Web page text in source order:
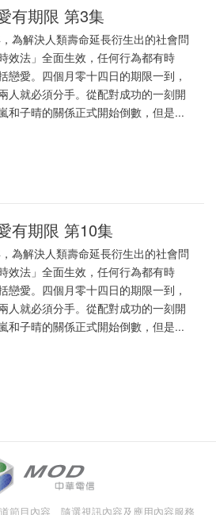
有期限 第3集
為解決人類壽命延長衍生出的社會問
效法」全面生效，任何行為都有時
戀愛。四個月零十四日的期限一到，
人就必須分手。從配對成功的一刻開
和子晴的關係正式開始倒數，但是...
有期限 第10集
為解決人類壽命延長衍生出的社會問
效法」全面生效，任何行為都有時
戀愛。四個月零十四日的期限一到，
人就必須分手。從配對成功的一刻開
和子晴的關係正式開始倒數，但是...
節目內容、隨選視訊內容及應用內容服務